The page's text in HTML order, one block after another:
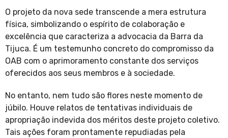
O projeto da nova sede transcende a mera estrutura
física, simbolizando o espírito de colaboração e
excelência que caracteriza a advocacia da Barra da
Tijuca. É um testemunho concreto do compromisso da
OAB com o aprimoramento constante dos serviços
oferecidos aos seus membros e à sociedade.
No entanto, nem tudo são flores neste momento de
júbilo. Houve relatos de tentativas individuais de
apropriação indevida dos méritos deste projeto coletivo.
Tais ações foram prontamente repudiadas pela